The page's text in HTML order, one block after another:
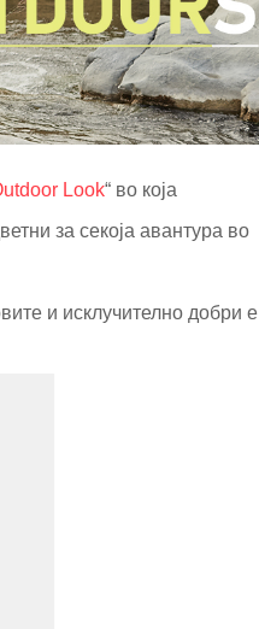
Look“ во која
за секоја авантура во
и исклучително добри е